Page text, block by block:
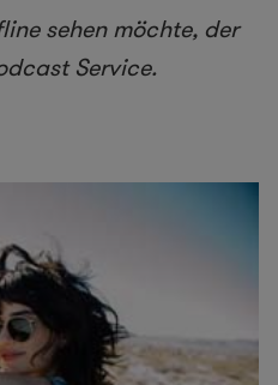
sehen möchte, der
Service.